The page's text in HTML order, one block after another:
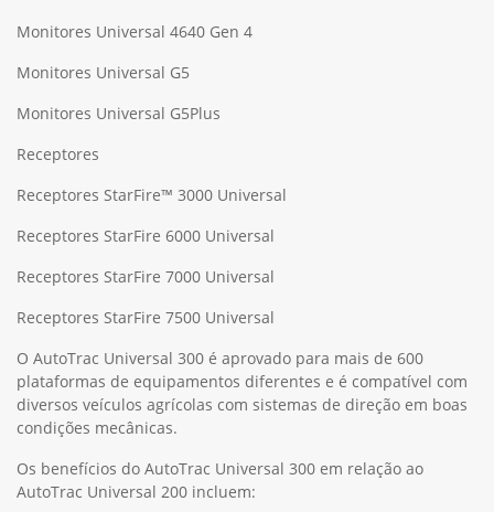
Monitores Universal 4640 Gen 4
Monitores Universal G5
Monitores Universal G5Plus
Receptores
Receptores StarFire™ 3000 Universal
Receptores StarFire 6000 Universal
Receptores StarFire 7000 Universal
Receptores StarFire 7500 Universal
O AutoTrac Universal 300 é aprovado para mais de 600
plataformas de equipamentos diferentes e é compatível com
diversos veículos agrícolas com sistemas de direção em boas
condições mecânicas.
Os benefícios do AutoTrac Universal 300 em relação ao
AutoTrac Universal 200 incluem: